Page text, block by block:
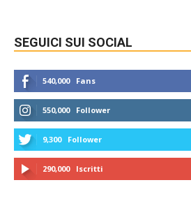
SEGUICI SUI SOCIAL
540,000 Fans
550,000 Follower
9,300 Follower
290,000 Iscritti